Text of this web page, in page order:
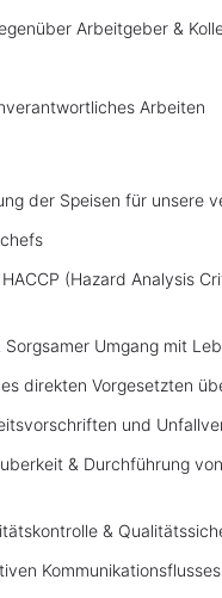
Arbeitgeber &
Arbeiten
der Speisen für unsere
(Hazard Analysis
Umgang mit
direkten Vorgesetzten
und
& Durchführung
&